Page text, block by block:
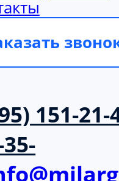
151-21-